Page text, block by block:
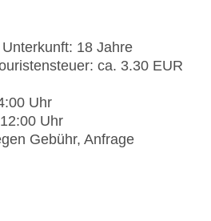
18 Jahre
ca. 3.30 EUR
Uhr
Uhr
Gebühr, Anfrage